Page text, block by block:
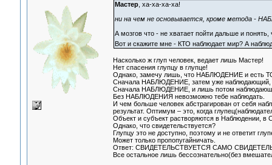
Мастер, ха-ха-ха-ха!
ни на чем не основывается, кроме метода -
А мозгов что - не хватает пойти дальше и
Вот и скажите мне - КТО наблюдает мир? А
Насколько ж глуп человек, ведает лишь Мастер!
Нет спасения глупцу в глупце!
Однако, замечу лишь, что НАБЛЮДЕНИЕ и есть
Сначала НАБЛЮДЕНИЕ, затем уже наблюдающий,
Сначала НАБЛЮДЕНИЕ, и лишь потом
Без НАБЛЮДЕНИЯ невозможно тебе наблюдать.
И чем больше человек абстрагирован от себя
результат. Оптимум – это, когда
Объект и субъект растворяются в Наблюдении, в
Однако, что свидетельствуется?
Глупцу это не доступно, поэтому и не ответит
Может только пропопугайничать.
Ответ: СВИДЕТЕЛЬСТВУЕТСЯ САМО
Все остальное лишь бессознательно(без